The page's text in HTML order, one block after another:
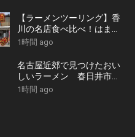
【ラーメンツーリング】香
川の名店食べ比べ！はまん
どVS伊吹いりこセンターを
1時間 ago
名古屋近郊で見つけたおい
しいラーメン 春日井市の
おすすめラーメンのお店
1時間 ago